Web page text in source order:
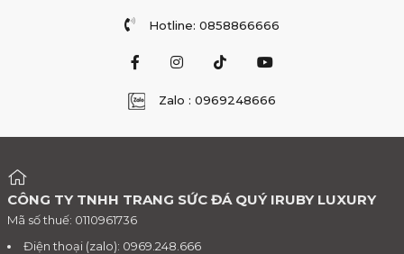
Hotline: 0858866666
Zalo : 0969248666
CÔNG TY TNHH TRANG SỨC ĐÁ QUÝ IRUBY LUXURY
Mã số thuế: 0110961736
Điện thoại (zalo): 0969.248.666